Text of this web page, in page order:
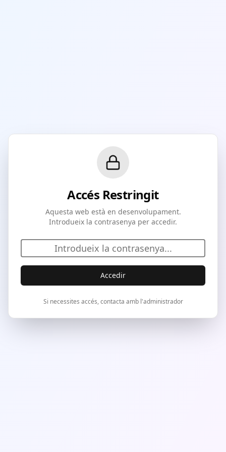
Accés Restringit
Aquesta web està en desenvolupament.
Introdueix la contrasenya per accedir.
Accedir
Si necessites accés, contacta amb l'administrador